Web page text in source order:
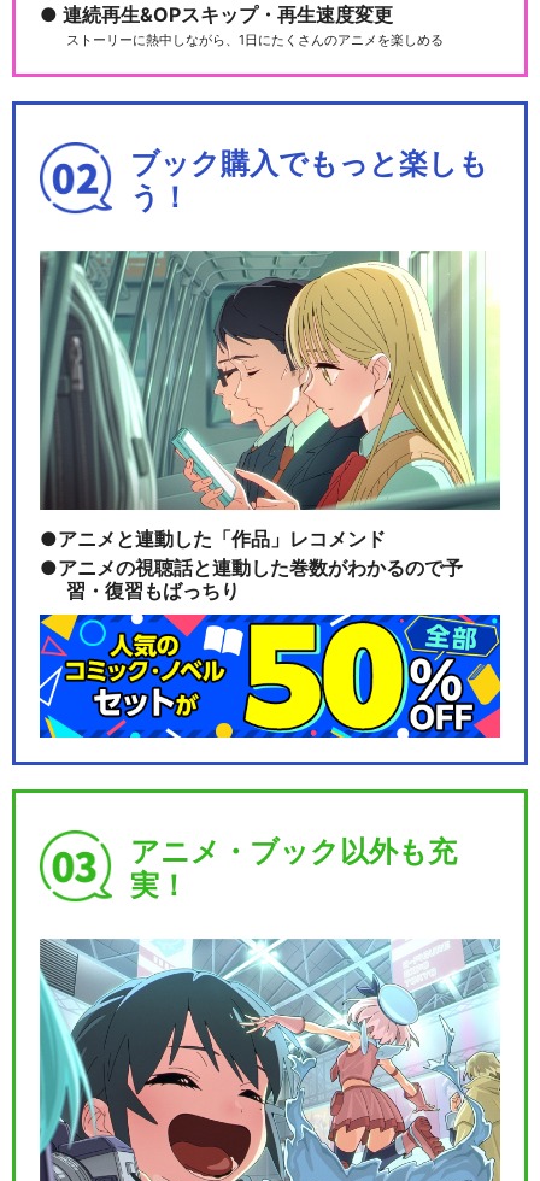
連続再生&OPスキップ・再生速度変更
ストーリーに熱中しながら、1日にたくさんのアニメを楽しめる
ブック購入でもっと楽しも
う！
アニメと連動した「作品」レコメンド
アニメの視聴話と連動した巻数がわかるので予
習・復習もばっちり
アニメ・ブック以外も充
実！